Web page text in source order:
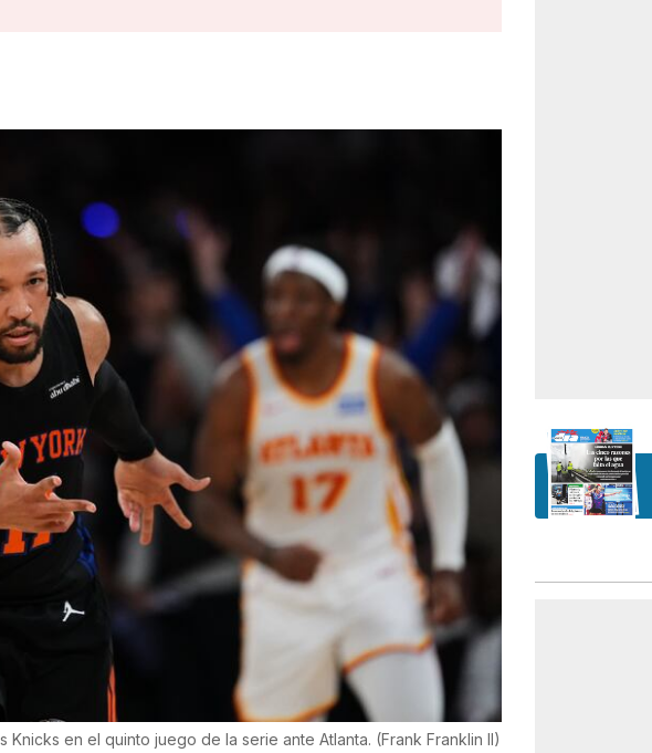
en el quinto juego de la serie ante Atlanta. (Frank Franklin II)